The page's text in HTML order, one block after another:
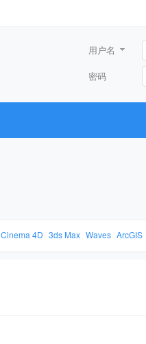
用户名
密码
Cinema 4D 3ds Max Waves ArcGIS